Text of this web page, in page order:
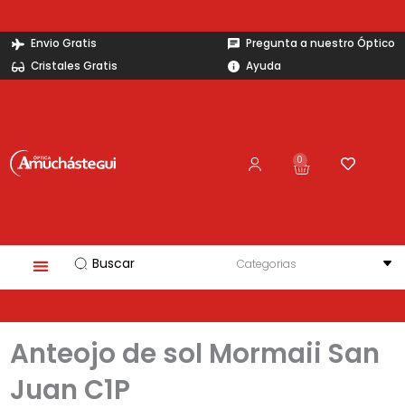
al
contenido
Envio Gratis
Cristales Gratis
Pregunta a nuestro Óptico
Ayuda
0
Carrito
Search
Anteojo de sol Mormaii San
Juan C1P